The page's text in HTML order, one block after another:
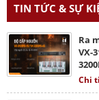
TIN TỨC & SỰ
Ra
VX-
Chi